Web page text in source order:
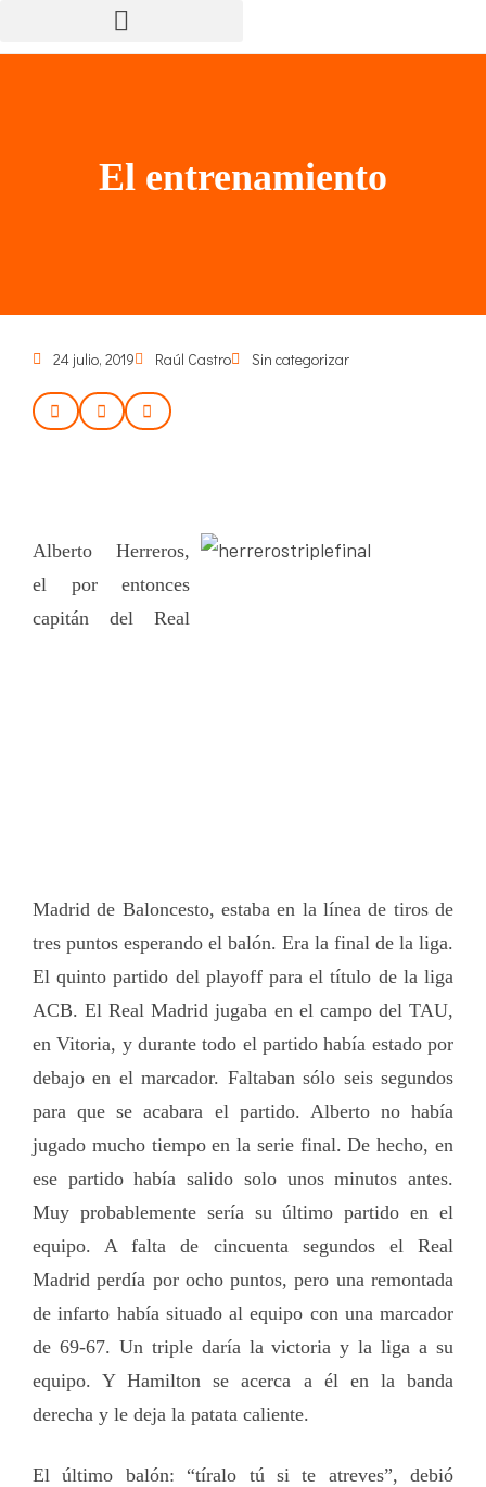
El entrenamiento
24 julio, 2019 Raúl Castro Sin categorizar
Alberto Herreros,
el por entonces
capitán del Real
Madrid de Baloncesto, estaba en la línea de tiros de
tres puntos esperando el balón. Era la final de la liga.
El quinto partido del playoff para el título de la liga
ACB. El Real Madrid jugaba en el campo del TAU,
en Vitoria, y durante todo el partido había estado por
debajo en el marcador. Faltaban sólo seis segundos
para que se acabara el partido. Alberto no había
jugado mucho tiempo en la serie final. De hecho, en
ese partido había salido solo unos minutos antes.
Muy probablemente sería su último partido en el
equipo. A falta de cincuenta segundos el Real
Madrid perdía por ocho puntos, pero una remontada
de infarto había situado al equipo con una marcador
de 69-67. Un triple daría la victoria y la liga a su
equipo. Y Hamilton se acerca a él en la banda
derecha y le deja la patata caliente.
El último balón: “tíralo tú si te atreves”, debió